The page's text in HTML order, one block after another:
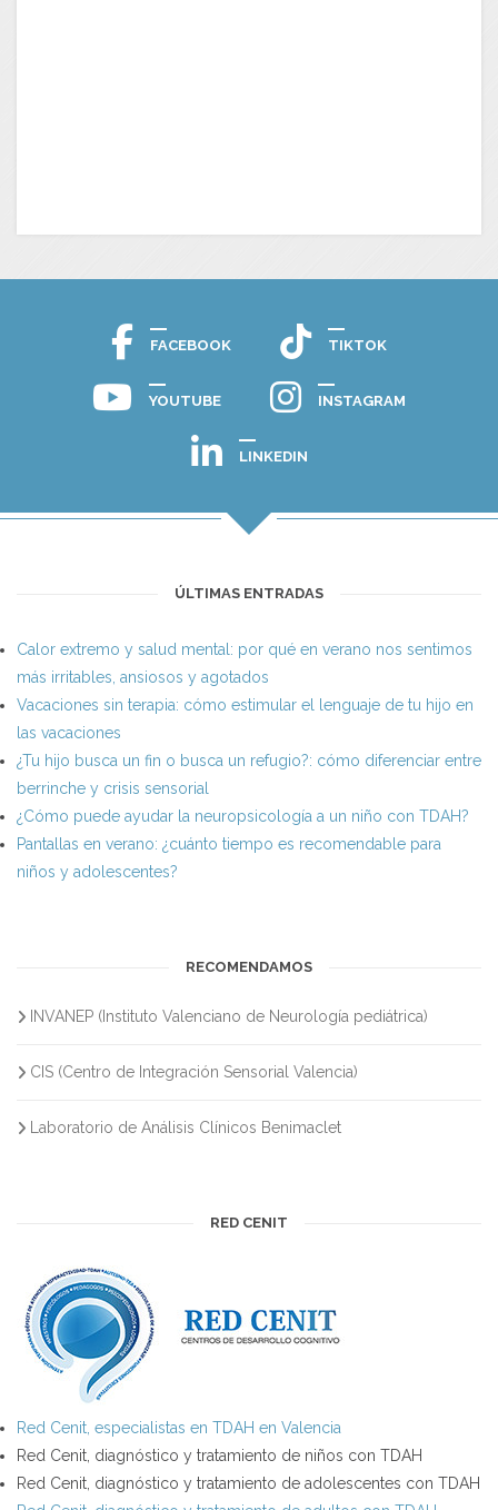
FACEBOOK TIKTOK
YOUTUBE INSTAGRAM
LINKEDIN
ÚLTIMAS ENTRADAS
Calor extremo y salud mental: por qué en verano nos sentimos
más irritables, ansiosos y agotados
Vacaciones sin terapia: cómo estimular el lenguaje de tu hijo en
las vacaciones
¿Tu hijo busca un fin o busca un refugio?: cómo diferenciar entre
berrinche y crisis sensorial
¿Cómo puede ayudar la neuropsicología a un niño con TDAH?
Pantallas en verano: ¿cuánto tiempo es recomendable para
niños y adolescentes?
RECOMENDAMOS
INVANEP (Instituto Valenciano de Neurología pediátrica)
CIS (Centro de Integración Sensorial Valencia)
Laboratorio de Análisis Clínicos Benimaclet
RED CENIT
Red Cenit, especialistas en TDAH en Valencia
Red Cenit, diagnóstico y tratamiento de niños con TDAH
Red Cenit, diagnóstico y tratamiento de adolescentes con TDAH